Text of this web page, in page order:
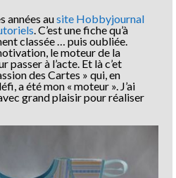
années ausite Hobbyjournal
. C’est une fiche qu’à
classée … puis oubliée.
le moteur de la
à l’acte. Et là c’et
des Cartes » qui, en
a été mon « moteur ». J’ai
grand plaisir pour réaliser